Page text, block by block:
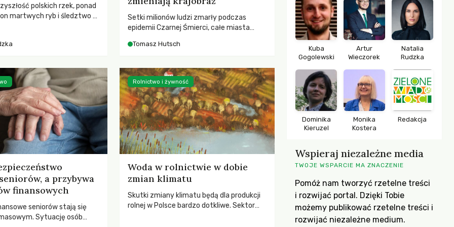
polskich rzek, ponad
martwych ryb i śledztwo z
by prace modernizacyjne
śmierci rzeki.
Setki milionów ludzi zmarły podczas
epidemii Czarnej Śmierci, całe miasta
pierwsze liście nowych dębów rozwijały
podnosiła się po jednej z największych
katastrof w swoich dziejach.
Tomasz Hutsch
a przybywa
finansowych
seniorów stają się
Sytuację osób
Woda w rolnictwie w dobie
zmian klimatu
Skutki zmiany klimatu będą dla produkcji
rolnej w Polsce bardzo dotkliwe. Sektor
Rolnictwo i żywność
Kuba
Gogolewski
Artur
Wieczorek
Natalia
Rudzka
Dominika
Kieruzel
Monika
Kostera
Redakcja
Wspieraj niezależne media
TWOJE WSPARCIE MA ZNACZENIE
Pomóż nam tworzyć rzetelne treści
i rozwijać portal. Dzięki Tobie
możemy publikować rzetelne treści i
rozwijać niezależne medium.